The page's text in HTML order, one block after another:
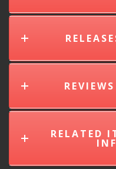
RELATED